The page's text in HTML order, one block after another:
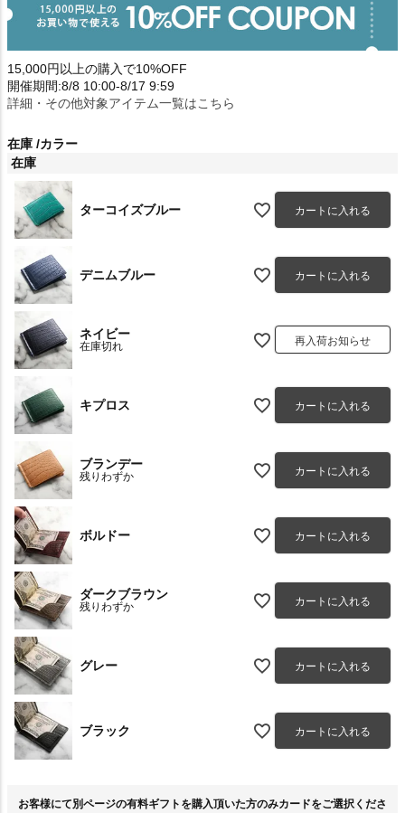
15,000円以上の購入で10%OFF
開催期間:8/8 10:00-8/17 9:59
詳細・その他対象アイテム一覧はこちら
在庫 カラー
在庫
ターコイズブルー カートに入れる
デニムブルー カートに入れる
ネイビー
在庫切れ 再入荷お知らせ
キプロス カートに入れる
ブランデー
残りわずか カートに入れる
ボルドー カートに入れる
ダークブラウン
残りわずか カートに入れる
グレー カートに入れる
ブラック カートに入れる
お客様にて別ページの有料ギフトを購入頂いた方のみカードをご選択くださ